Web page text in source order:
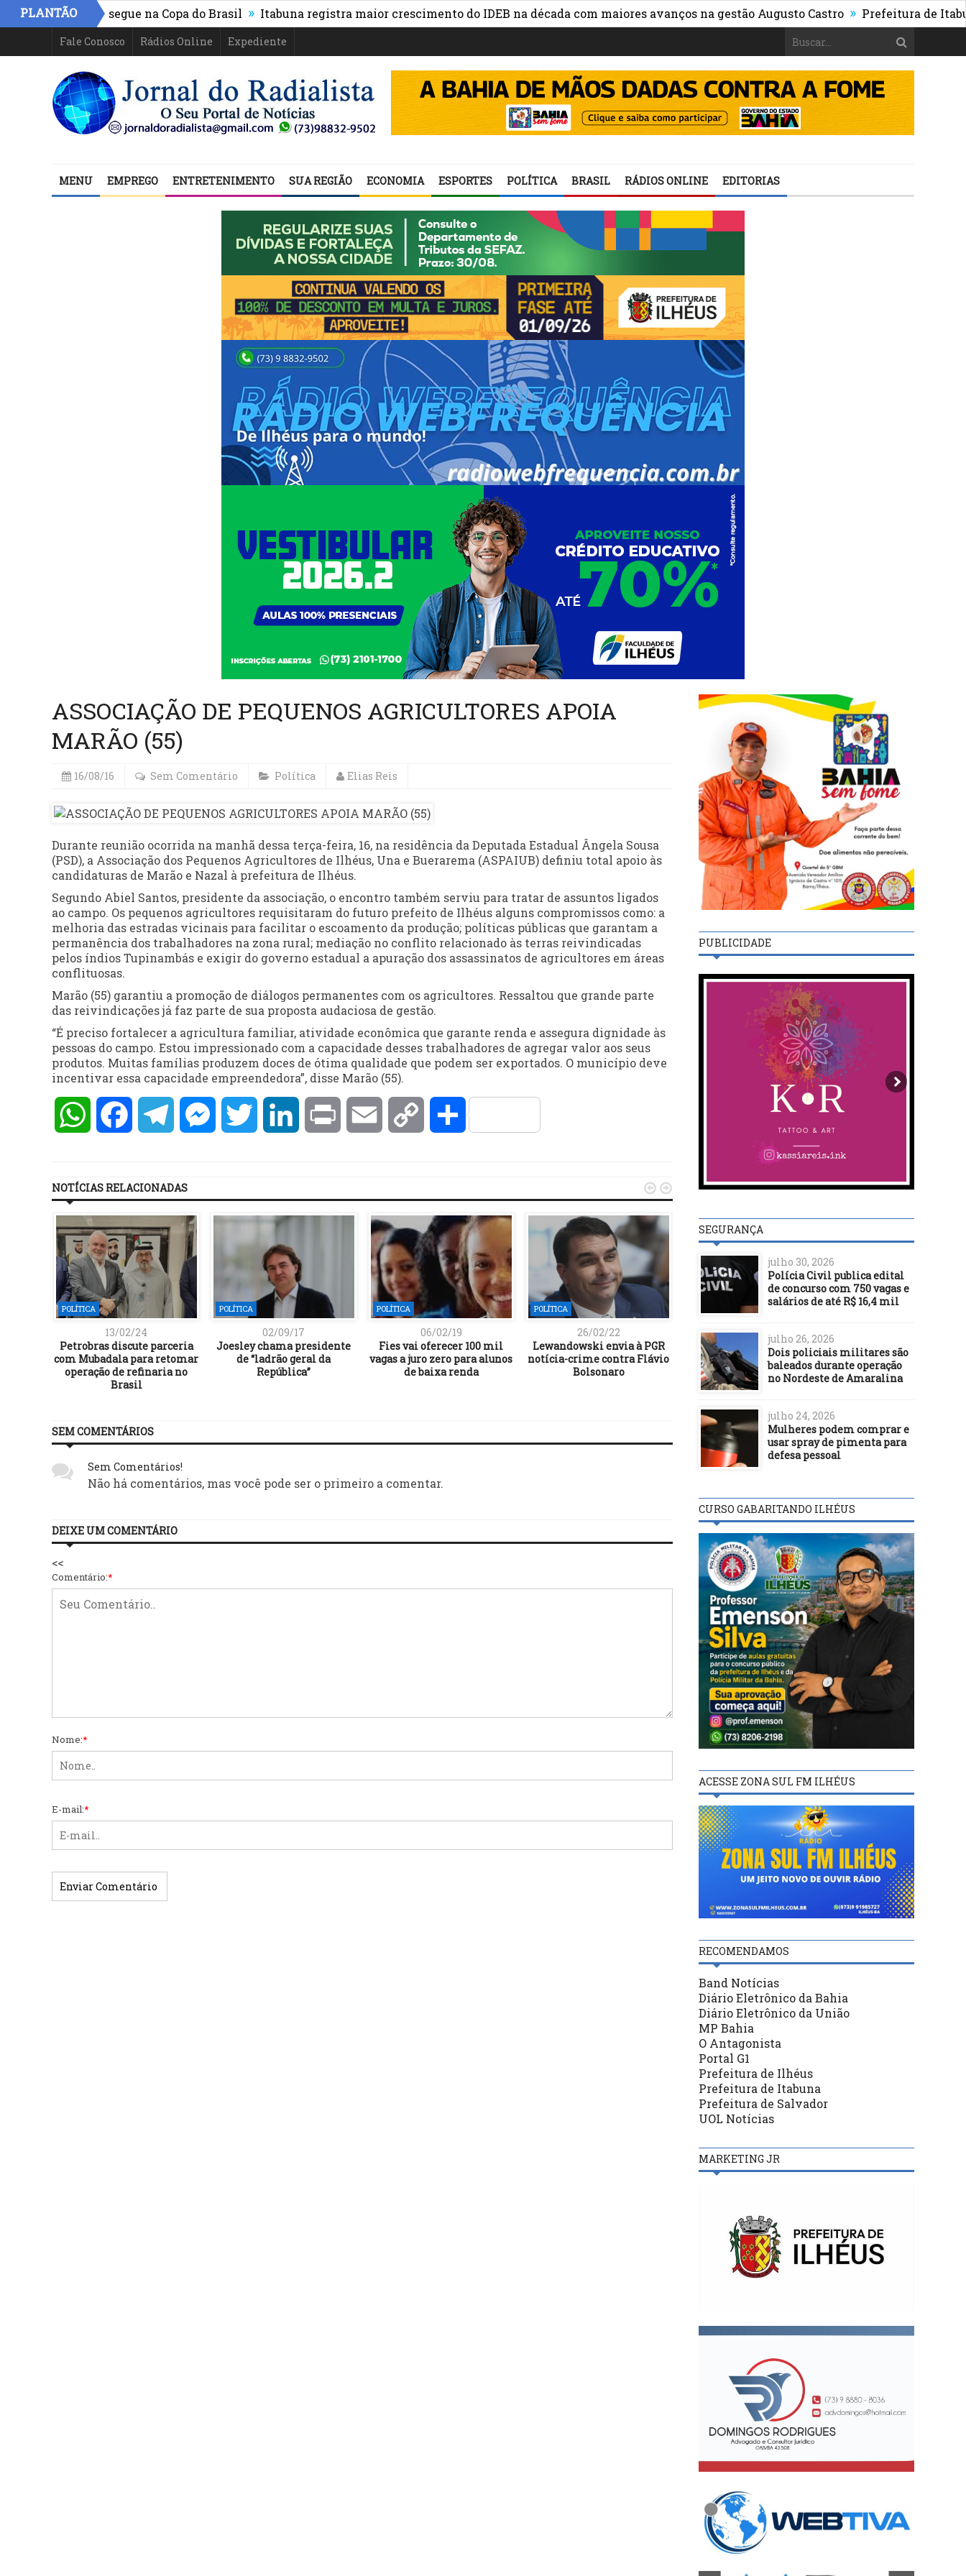
PLANTÃO
PR e segue na Copa do Brasil » Itabuna registra maior crescimento do IDEB na década com maiores avanços na gestão Augusto Castro » Prefeitura de Itabuna
Fale Conosco Rádios Online Expediente
MENU EMPREGO ENTRETENIMENTO SUA REGIÃO ECONOMIA ESPORTES POLÍTICA BRASIL RÁDIOS ONLINE EDITORIAS
ASSOCIAÇÃO DE PEQUENOS AGRICULTORES APOIA
MARÃO (55)
16/08/16 Sem Comentário Política Elias Reis
Durante reunião ocorrida na manhã dessa terça-feira, 16, na residência da Deputada Estadual Ângela Sousa
(PSD), a Associação dos Pequenos Agricultores de Ilhéus, Una e Buerarema (ASPAIUB) definiu total apoio às
candidaturas de Marão e Nazal à prefeitura de Ilhéus.
Segundo Abiel Santos, presidente da associação, o encontro também serviu para tratar de assuntos ligados
ao campo. Os pequenos agricultores requisitaram do futuro prefeito de Ilhéus alguns compromissos como: a
melhoria das estradas vicinais para facilitar o escoamento da produção; políticas públicas que garantam a
permanência dos trabalhadores na zona rural; mediação no conflito relacionado às terras reivindicadas
pelos índios Tupinambás e exigir do governo estadual a apuração dos assassinatos de agricultores em áreas
conflituosas.
Marão (55) garantiu a promoção de diálogos permanentes com os agricultores. Ressaltou que grande parte
das reivindicações já faz parte de sua proposta audaciosa de gestão.
“É preciso fortalecer a agricultura familiar, atividade econômica que garante renda e assegura dignidade às
pessoas do campo. Estou impressionado com a capacidade desses trabalhadores de agregar valor aos seus
produtos. Muitas famílias produzem doces de ótima qualidade que podem ser exportados. O município deve
incentivar essa capacidade empreendedora”, disse Marão (55).
WhatsAppFacebookTelegramMessengerTwitter LinkedInPrint Email Copy Compartilhar
NOTÍCIAS RELACIONADAS
POLÍTICA
13/02/24
Petrobras discute parceria
com Mubadala para retomar
operação de refinaria no
Brasil
POLÍTICA
02/09/17
Joesley chama presidente
de “ladrão geral da
República”
POLÍTICA
06/02/19
Fies vai oferecer 100 mil
vagas a juro zero para alunos
de baixa renda
POLÍTICA
26/02/22
Lewandowski envia à PGR
notícia-crime contra Flávio
Bolsonaro
12/09/23
Aliado propõe “Dia da Facada
Nunca Mais” em data que
Bolsonaro sofreu ataque
POLÍTICA
Tribunal dispensa Lula
comparecer às
87 testemunhas
 
SEM COMENTÁRIOS
Sem Comentários!
Não há comentários, mas você pode ser o primeiro a comentar.
DEIXE UM COMENTÁRIO
<<
Comentário:*
Nome:*
E-mail:*
PUBLICIDADE
SEGURANÇA
julho 30, 2026
Polícia Civil publica edital
de concurso com 750 vagas e
salários de até R$ 16,4 mil
julho 26, 2026
Dois policiais militares são
baleados durante operação
no Nordeste de Amaralina
julho 24, 2026
Mulheres podem comprar e
usar spray de pimenta para
defesa pessoal
CURSO GABARITANDO ILHÉUS
ACESSE ZONA SUL FM ILHÉUS
RECOMENDAMOS
Band Notícias
Diário Eletrônico da Bahia
Diário Eletrônico da União
MP Bahia
O Antagonista
Portal G1
Prefeitura de Ilhéus
Prefeitura de Itabuna
Prefeitura de Salvador
UOL Notícias
MARKETING JR